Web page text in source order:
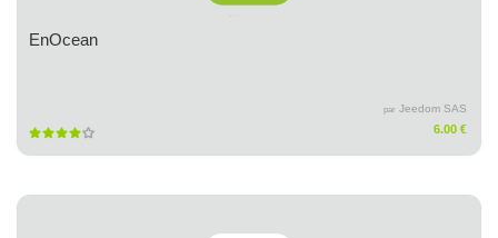
EnOcean
par Jeedom SAS
6.00 €